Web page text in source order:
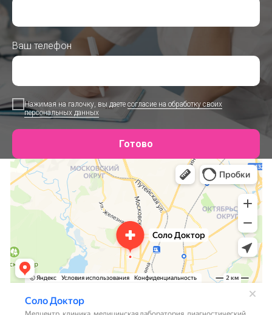
Ваш телефон
Нажимая на галочку, вы даете согласие на обработку своих
персональных данных
Готово